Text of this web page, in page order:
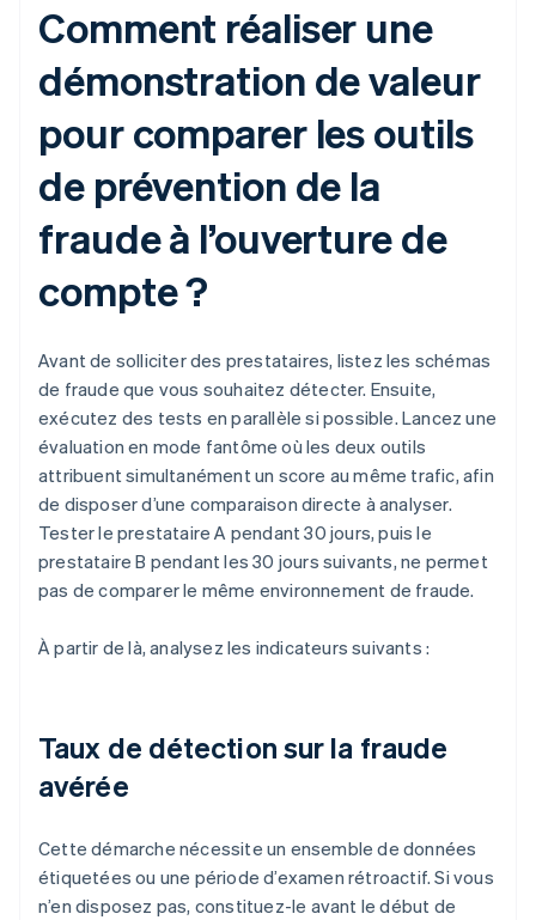
Comment réaliser une
démonstration de valeur
pour comparer les outils
de prévention de la
fraude à l’ouverture de
compte ?
Avant de solliciter des prestataires, listez les schémas
de fraude que vous souhaitez détecter. Ensuite,
exécutez des tests en parallèle si possible. Lancez une
évaluation en mode fantôme où les deux outils
attribuent simultanément un score au même trafic, afin
de disposer d’une comparaison directe à analyser.
Tester le prestataire A pendant 30 jours, puis le
prestataire B pendant les 30 jours suivants, ne permet
pas de comparer le même environnement de fraude.
À partir de là, analysez les indicateurs suivants :
Taux de détection sur la fraude
avérée
Cette démarche nécessite un ensemble de données
étiquetées ou une période d’examen rétroactif. Si vous
n’en disposez pas, constituez-le avant le début de